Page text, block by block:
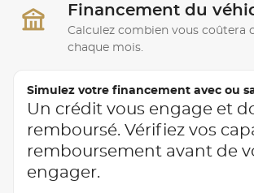
Financement du
Calculez combien vous coûtera
chaque mois.
Simulez votre financement avec ou
Un crédit vous engage et
remboursé. Vérifiez vos
remboursement avant de
engager.